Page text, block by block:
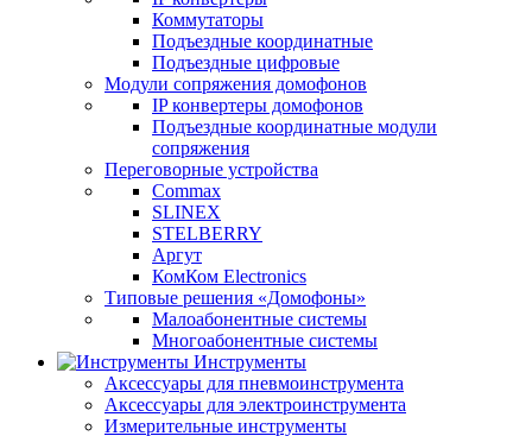
Коммутаторы
Подъездные координатные
Подъездные цифровые
Модули сопряжения домофонов
IP конвертеры домофонов
Подъездные координатные модули
сопряжения
Переговорные устройства
Commax
SLINEX
STELBERRY
Аргут
КомКом Electronics
Типовые решения «Домофоны»
Малоабонентные системы
Многоабонентные системы
Инструменты
Аксессуары для пневмоинструмента
Аксессуары для электроинструмента
Измерительные инструменты